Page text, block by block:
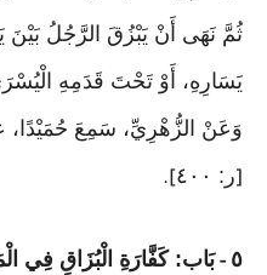
ثُمَّ نَهَى أَنْ يَبْزُقَ الرَّجُلُ بَيْنَ
يَسَارِهِ، أَوْ تَحْتَ قَدَمِهِ
وَعَنْ الزُّهْرِيِّ، سَمِعَ حُمَيْدًا،
[ر: ٤٠٠ ].
٥ -بَاب: كَفَّارَةِ الْبُزَاقِ فِي